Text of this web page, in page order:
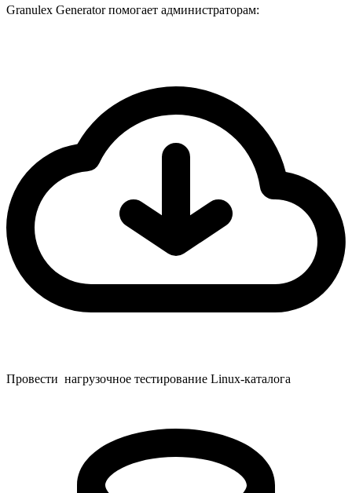
Granulex Generator помогает администраторам:
Провести нагрузочное тестирование Linux-каталога